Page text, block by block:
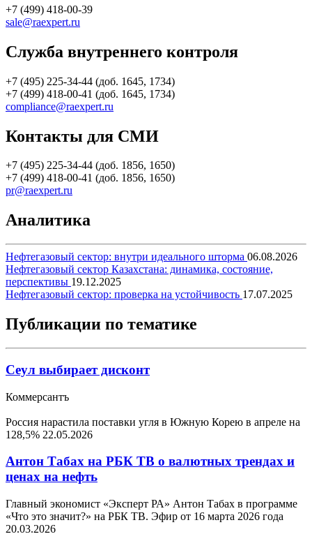
+7 (499) 418-00-39
sale@raexpert.ru
Служба внутреннего контроля
+7 (495) 225-34-44 (доб. 1645, 1734)
+7 (499) 418-00-41 (доб. 1645, 1734)
compliance@raexpert.ru
Контакты для СМИ
+7 (495) 225-34-44 (доб. 1856, 1650)
+7 (499) 418-00-41 (доб. 1856, 1650)
pr@raexpert.ru
Аналитика
Нефтегазовый сектор: внутри идеального шторма 06.08.2026
Нефтегазовый сектор Казахстана: динамика, состояние,
перспективы 19.12.2025
Нефтегазовый сектор: проверка на устойчивость 17.07.2025
Публикации по тематике
Сеул выбирает дисконт
Коммерсантъ
Россия нарастила поставки угля в Южную Корею в апреле на
128,5% 22.05.2026
Антон Табах на РБК ТВ о валютных трендах и
ценах на нефть
Главный экономист «Эксперт РА» Антон Табах в программе
«Что это значит?» на РБК ТВ. Эфир от 16 марта 2026 года
20.03.2026